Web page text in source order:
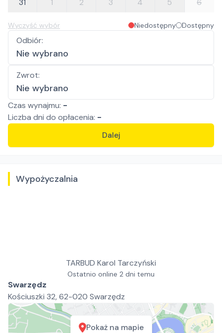
31
1 2 3 4 5 6
Wyczyść wybór Niedostępny Dostępny
Odbiór:
Nie wybrano
Zwrot:
Nie wybrano
Czas wynajmu: -
Liczba dni do opłacenia: -
Dalej
Wypożyczalnia
TARBUD Karol Tarczyński
Ostatnio online 2 dni temu
Swarzędz
Kościuszki 32, 62-020 Swarzędz
Pokaż na mapie